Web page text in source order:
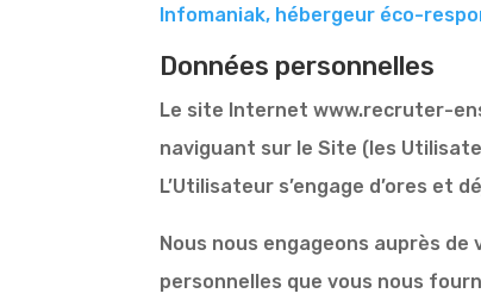
Infomaniak, hébergeur éco-
Données personnelles
Le site Internet www.recruter-
naviguant sur le Site (les
L’Utilisateur s’engage d’ores
Nous nous engageons auprès
personnelles que vous nous